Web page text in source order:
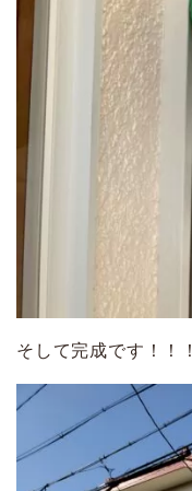
そして完成です！！！